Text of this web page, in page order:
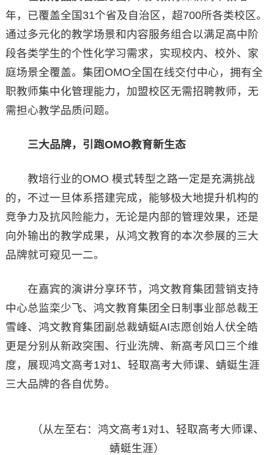
年，已覆盖全国31个省及自治区，超700所各类校区。
通过多元化的教学场景和内容服务组合以满足高中阶
段各类学生的个性化学习需求，实现校内、校外、家
庭场景全覆盖。集团OMO全国在线交付中心，拥有全
职教师集中化管理能力，加盟校区无需招聘教师，无
需担心教学品质问题。
三大品牌， 引跑OMO教育新生态
教培行业的OMO 模式转型之路一定是充满挑战
的，不过一旦体系搭建完成，能够极大地提升机构的
竞争力及抗风险能力，无论是内部的管理效果，还是
向外输出的教学成果，从鸿文教育的本次参展的三大
品牌就可窥见一二。
在嘉宾的演讲分享环节，鸿文教育集团营销支持
中心总监栾少飞、鸿文教育集团全日制事业部总裁王
雪峰、鸿文教育集团副总裁蜻蜓AI志愿创始人伏全皓
更是分别从新政突围、行业洗牌、新高考风口三个维
度，展现鸿文高考1对1、轻取高考大师课、蜻蜓生涯
三大品牌的各自优势。
（从左至右：鸿文高考1对1、轻取高考大师课、
蜻蜓生涯）